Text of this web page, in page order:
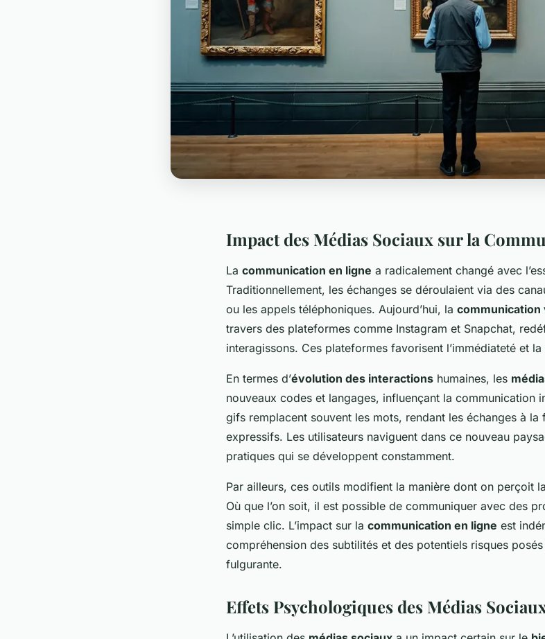
Impact des Médias Sociaux sur la
La communication en ligne a radicalement changé avec
Traditionnellement, les échanges se déroulaient via des
ou les appels téléphoniques. Aujourd’hui, la communication
travers des plateformes comme Instagram et Snapchat,
interagissons. Ces plateformes favorisent l’immédiateté et
En termes d’évolution des interactions humaines, les
nouveaux codes et langages, influençant la communication
gifs remplacent souvent les mots, rendant les échanges à la
expressifs. Les utilisateurs naviguent dans ce nouveau
pratiques qui se développent constamment.
Par ailleurs, ces outils modifient la manière dont on perçoit
Où que l’on soit, il est possible de communiquer avec des
simple clic. L’impact sur la communication en ligne est
compréhension des subtilités et des potentiels risques
fulgurante.
Effets Psychologiques des Médias